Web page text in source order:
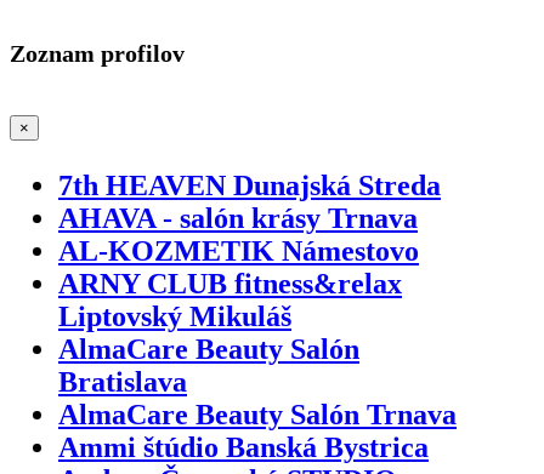
Zoznam profilov
×
7th HEAVEN Dunajská Streda
AHAVA - salón krásy Trnava
AL-KOZMETIK Námestovo
ARNY CLUB fitness&relax
Liptovský Mikuláš
AlmaCare Beauty Salón
Bratislava
AlmaCare Beauty Salón Trnava
Ammi štúdio Banská Bystrica